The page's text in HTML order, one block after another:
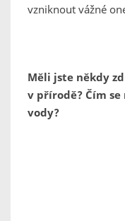
vzniknout vážné
Měli jste někdy
v přírodě? Čím
vody?